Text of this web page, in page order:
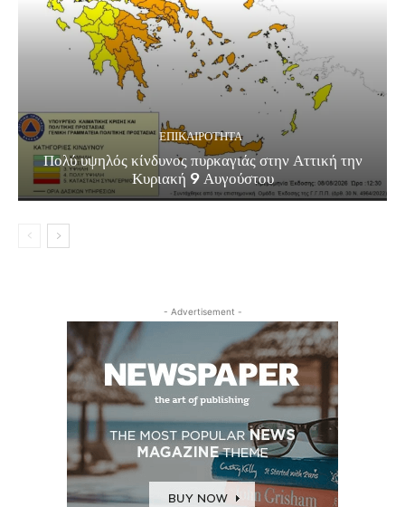
ΕΠΙΚΑΙΡΟΤΗΤΑ
Πολύ υψηλός κίνδυνος πυρκαγιάς στην Αττική την
Κυριακή 9 Αυγούστου
- Advertisement -